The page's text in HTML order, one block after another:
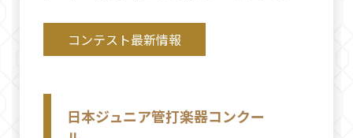
コンテスト最新情報
日本ジュニア管打楽器コンクー